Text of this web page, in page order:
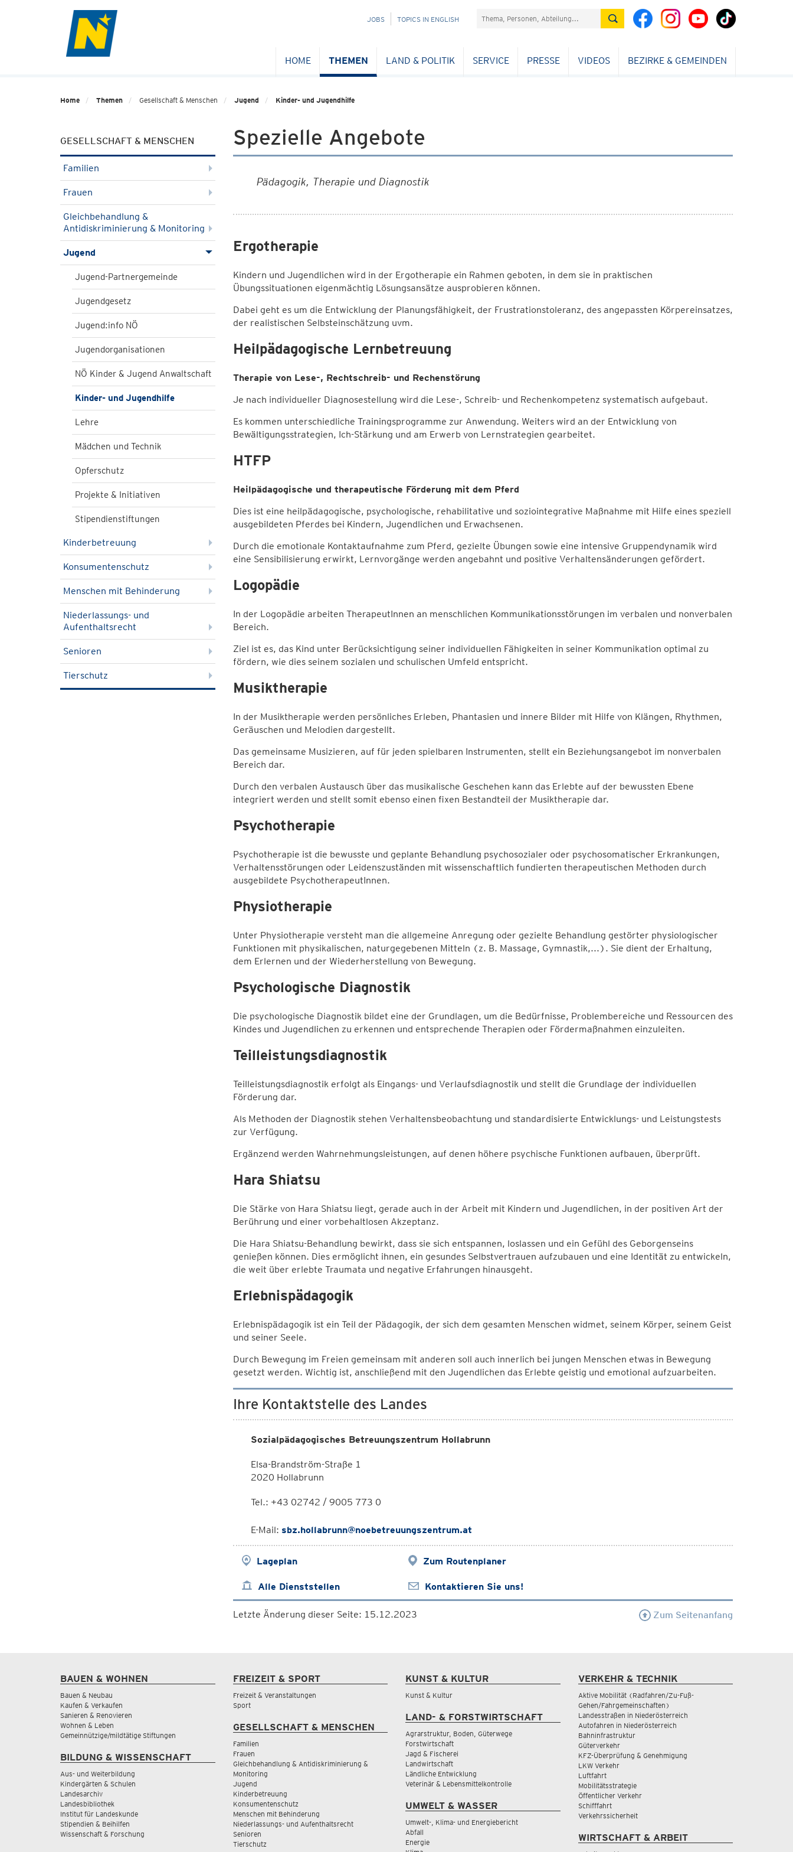
NAVIGATION
JOBS TOPICS IN ENGLISH Suchefeld
HOME THEMEN LAND & POLITIK SERVICE PRESSE VIDEOS BEZIRKE & GEMEINDEN
Home Themen Gesellschaft & Menschen Jugend Kinder- und Jugendhilfe
GESELLSCHAFT & MENSCHEN
Familien
Frauen
Gleichbehandlung &
Antidiskriminierung & Monitoring
Jugend
Jugend-Partnergemeinde
Jugendgesetz
Jugend:info NÖ
Jugendorganisationen
NÖ Kinder & Jugend Anwaltschaft
Kinder- und Jugendhilfe
Lehre
Mädchen und Technik
Opferschutz
Projekte & Initiativen
Stipendienstiftungen
Kinderbetreuung
Konsumentenschutz
Menschen mit Behinderung
Niederlassungs- und
Aufenthaltsrecht
Senioren
Tierschutz
Spezielle Angebote
Pädagogik, Therapie und Diagnostik
Ergotherapie
Kindern und Jugendlichen wird in der Ergotherapie ein Rahmen geboten, in dem sie in praktischen
Übungssituationen eigenmächtig Lösungsansätze ausprobieren können.
Dabei geht es um die Entwicklung der Planungsfähigkeit, der Frustrationstoleranz, des angepassten Körpereinsatzes,
der realistischen Selbsteinschätzung uvm.
Heilpädagogische Lernbetreuung
Therapie von Lese-, Rechtschreib- und Rechenstörung
Je nach individueller Diagnosestellung wird die Lese-, Schreib- und Rechenkompetenz systematisch aufgebaut.
Es kommen unterschiedliche Trainingsprogramme zur Anwendung. Weiters wird an der Entwicklung von
Bewältigungsstrategien, Ich-Stärkung und am Erwerb von Lernstrategien gearbeitet.
HTFP
Heilpädagogische und therapeutische Förderung mit dem Pferd
Dies ist eine heilpädagogische, psychologische, rehabilitative und soziointegrative Maßnahme mit Hilfe eines speziell
ausgebildeten Pferdes bei Kindern, Jugendlichen und Erwachsenen.
Durch die emotionale Kontaktaufnahme zum Pferd, gezielte Übungen sowie eine intensive Gruppendynamik wird
eine Sensibilisierung erwirkt, Lernvorgänge werden angebahnt und positive Verhaltensänderungen gefördert.
Logopädie
In der Logopädie arbeiten TherapeutInnen an menschlichen Kommunikationsstörungen im verbalen und nonverbalen
Bereich.
Ziel ist es, das Kind unter Berücksichtigung seiner individuellen Fähigkeiten in seiner Kommunikation optimal zu
fördern, wie dies seinem sozialen und schulischen Umfeld entspricht.
Musiktherapie
In der Musiktherapie werden persönliches Erleben, Phantasien und innere Bilder mit Hilfe von Klängen, Rhythmen,
Geräuschen und Melodien dargestellt.
Das gemeinsame Musizieren, auf für jeden spielbaren Instrumenten, stellt ein Beziehungsangebot im nonverbalen
Bereich dar.
Durch den verbalen Austausch über das musikalische Geschehen kann das Erlebte auf der bewussten Ebene
integriert werden und stellt somit ebenso einen fixen Bestandteil der Musiktherapie dar.
Psychotherapie
Psychotherapie ist die bewusste und geplante Behandlung psychosozialer oder psychosomatischer Erkrankungen,
Verhaltensstörungen oder Leidenszuständen mit wissenschaftlich fundierten therapeutischen Methoden durch
ausgebildete PsychotherapeutInnen.
Physiotherapie
Unter Physiotherapie versteht man die allgemeine Anregung oder gezielte Behandlung gestörter physiologischer
Funktionen mit physikalischen, naturgegebenen Mitteln (z. B. Massage, Gymnastik,...). Sie dient der Erhaltung,
dem Erlernen und der Wiederherstellung von Bewegung.
Psychologische Diagnostik
Die psychologische Diagnostik bildet eine der Grundlagen, um die Bedürfnisse, Problembereiche und Ressourcen des
Kindes und Jugendlichen zu erkennen und entsprechende Therapien oder Fördermaßnahmen einzuleiten.
Teilleistungsdiagnostik
Teilleistungsdiagnostik erfolgt als Eingangs- und Verlaufsdiagnostik und stellt die Grundlage der individuellen
Förderung dar.
Als Methoden der Diagnostik stehen Verhaltensbeobachtung und standardisierte Entwicklungs- und Leistungstests
zur Verfügung.
Ergänzend werden Wahrnehmungsleistungen, auf denen höhere psychische Funktionen aufbauen, überprüft.
Hara Shiatsu
Die Stärke von Hara Shiatsu liegt, gerade auch in der Arbeit mit Kindern und Jugendlichen, in der positiven Art der
Berührung und einer vorbehaltlosen Akzeptanz.
Die Hara Shiatsu-Behandlung bewirkt, dass sie sich entspannen, loslassen und ein Gefühl des Geborgenseins
genießen können. Dies ermöglicht ihnen, ein gesundes Selbstvertrauen aufzubauen und eine Identität zu entwickeln,
die weit über erlebte Traumata und negative Erfahrungen hinausgeht.
Erlebnispädagogik
Erlebnispädagogik ist ein Teil der Pädagogik, der sich dem gesamten Menschen widmet, seinem Körper, seinem Geist
und seiner Seele.
Durch Bewegung im Freien gemeinsam mit anderen soll auch innerlich bei jungen Menschen etwas in Bewegung
gesetzt werden. Wichtig ist, anschließend mit den Jugendlichen das Erlebte geistig und emotional aufzuarbeiten.
Ihre Kontaktstelle des Landes
Sozialpädagogisches Betreuungszentrum Hollabrunn
Elsa-Brandström-Straße 1
2020 Hollabrunn
Tel.: +43 02742 / 9005 773 0
E-Mail: sbz.hollabrunn@noebetreuungszentrum.at
Lageplan Zum Routenplaner
Alle Dienststellen Kontaktieren Sie uns!
Letzte Änderung dieser Seite: 15.12.2023 Zum Seitenanfang
BAUEN & WOHNEN
Bauen & Neubau
Kaufen & Verkaufen
Sanieren & Renovieren
Wohnen & Leben
Gemeinnützige/mildtätige Stiftungen
BILDUNG & WISSENSCHAFT
Aus- und Weiterbildung
Kindergärten & Schulen
Landesarchiv
Landesbibliothek
Institut für Landeskunde
Stipendien & Beihilfen
Wissenschaft & Forschung
FREIZEIT & SPORT
Freizeit & Veranstaltungen
Sport
GESELLSCHAFT & MENSCHEN
Familien
Frauen
Gleichbehandlung & Antidiskriminierung &
Monitoring
Jugend
Kinderbetreuung
Konsumentenschutz
Menschen mit Behinderung
Niederlassungs- und Aufenthaltsrecht
Senioren
Tierschutz
KUNST & KULTUR
Kunst & Kultur
LAND- & FORSTWIRTSCHAFT
Agrarstruktur, Boden, Güterwege
Forstwirtschaft
Jagd & Fischerei
Landwirtschaft
Ländliche Entwicklung
Veterinär & Lebensmittelkontrolle
UMWELT & WASSER
Umwelt-, Klima- und Energiebericht
Abfall
Energie
VERKEHR & TECHNIK
Aktive Mobilität (Radfahren/Zu-Fuß-
Gehen/Fahrgemeinschaften)
Landesstraßen in Niederösterreich
Autofahren in Niederösterreich
Bahninfrastruktur
Güterverkehr
KFZ-Überprüfung & Genehmigung
LKW Verkehr
Luftfahrt
Mobilitätsstrategie
Öffentlicher Verkehr
Schifffahrt
Verkehrssicherheit
WIRTSCHAFT & ARBEIT